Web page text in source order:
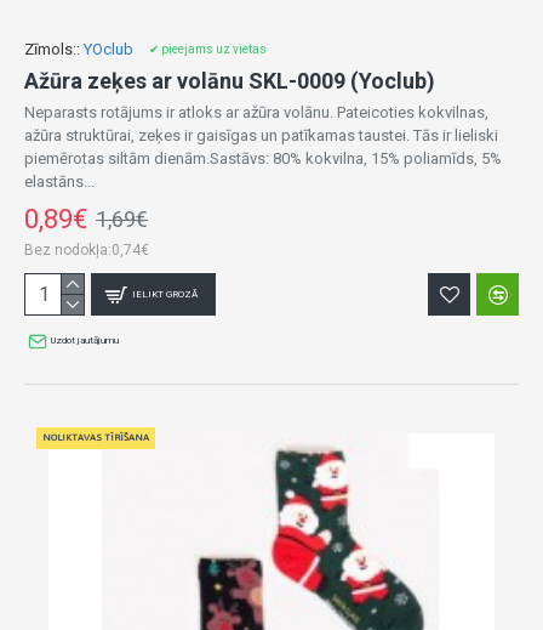
Zīmols:: YOclub ✔ pieejams uz vietas
Ažūra zeķes ar volānu SKL-0009 (Yoclub)
Neparasts rotājums ir atloks ar ažūra volānu. Pateicoties kokvilnas,
ažūra struktūrai, zeķes ir gaisīgas un patīkamas taustei. Tās ir lieliski
piemērotas siltām dienām.Sastāvs: 80% kokvilna, 15% poliamīds, 5%
elastāns...
0,89€ 1,69€
Bez nodokļa:0,74€
IELIKT GROZĀ
Uzdot jautājumu
NOLIKTAVAS TĪRĪŠANA